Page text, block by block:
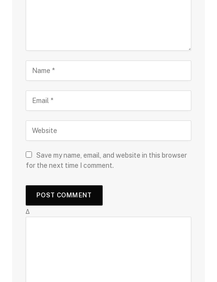
Save my name, email, and website in this browser
for the next time I comment.
Δ